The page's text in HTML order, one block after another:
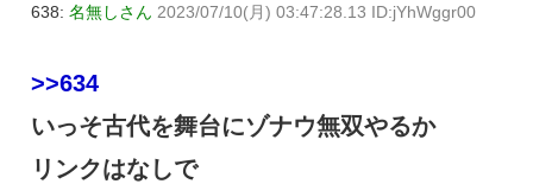
638: 名無しさん 2023/07/10(月) 03:47:28.13 ID:jYhWggr00
>>634
いっそ古代を舞台にゾナウ無双やるか
リンクはなしで